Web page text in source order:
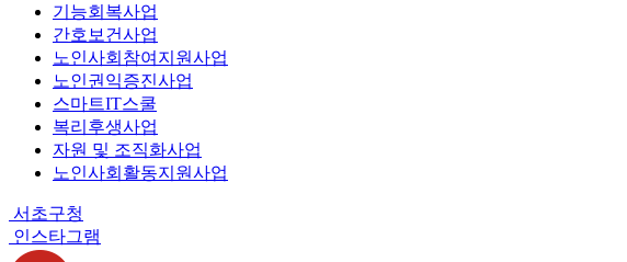
기능회복사업
간호보건사업
노인사회참여지원사업
노인권익증진사업
스마트IT스쿨
복리후생사업
자원 및 조직화사업
노인사회활동지원사업
서초구청
인스타그램